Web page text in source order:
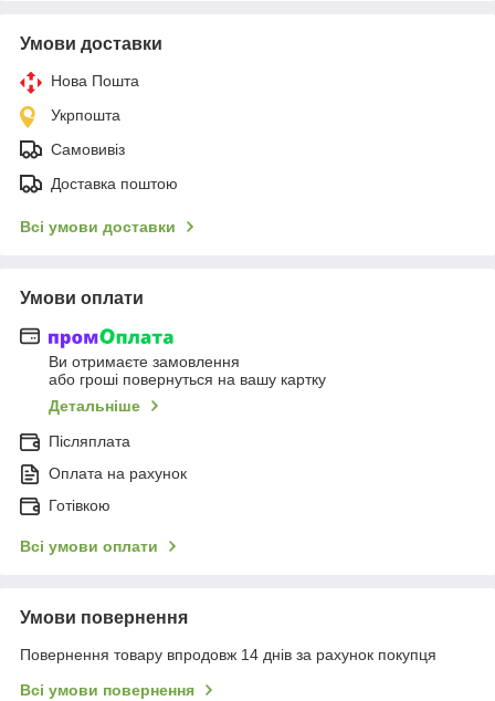
Умови доставки
Нова Пошта
Укрпошта
Самовивіз
Доставка поштою
Всі умови доставки
Умови оплати
Ви отримаєте замовлення
або гроші повернуться на вашу картку
Детальніше
Післяплата
Оплата на рахунок
Готівкою
Всі умови оплати
Умови повернення
Повернення товару впродовж 14 днів за рахунок покупця
Всі умови повернення